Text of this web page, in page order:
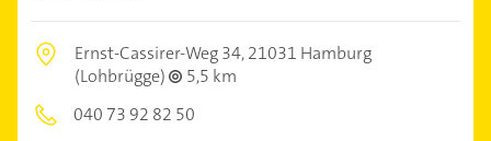
Ernst-Cassirer-Weg 34,21031 Hamburg
(Lohbrügge)
5,5 km
040 73 92 82 50